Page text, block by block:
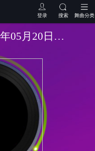
登录 搜索 舞曲分类
沈阳西部酒城迪吧2016年05月20日第四场 DjKing